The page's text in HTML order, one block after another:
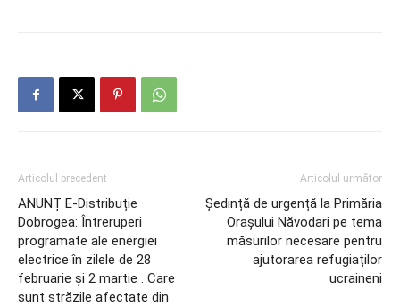
Articolul precedent
ANUNȚ E-Distribuție
Dobrogea: Întreruperi
programate ale energiei
electrice în zilele de 28
februarie și 2 martie . Care
sunt străzile afectate din
Articolul următor
Ședință de urgență la Primăria
Orașului Năvodari pe tema
măsurilor necesare pentru
ajutorarea refugiaților
ucraineni